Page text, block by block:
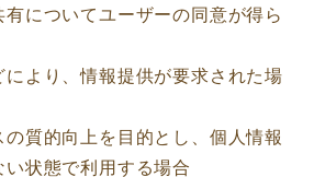
についてユーザーの同意が得ら
より、情報提供が要求された場
質的向上を目的とし、個人情報
状態で利用する場合